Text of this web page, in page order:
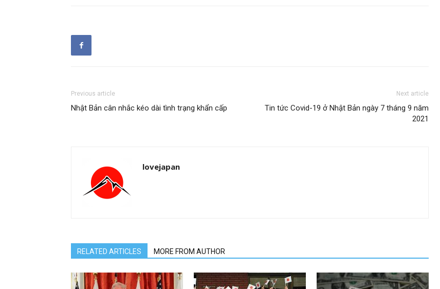
Previous article
Nhật Bản cân nhắc kéo dài tình trạng khẩn cấp
Next article
Tin tức Covid-19 ở Nhật Bản ngày 7 tháng 9 năm
2021
lovejapan
RELATED ARTICLES MORE FROM AUTHOR